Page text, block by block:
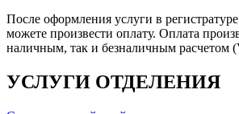
После оформления услуги в
можете произвести оплату. Оплата
наличным, так и безналичным расчетом
УСЛУГИ ОТДЕЛЕНИЯ